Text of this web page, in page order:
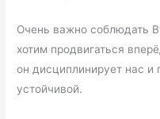
Очень важно соблюдать
хотим продвигаться
он дисциплинирует нас и
устойчивой.